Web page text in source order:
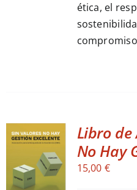
ética, el
ADD TO
CART /
DETALLES
Libro de
No Hay
15,00 €